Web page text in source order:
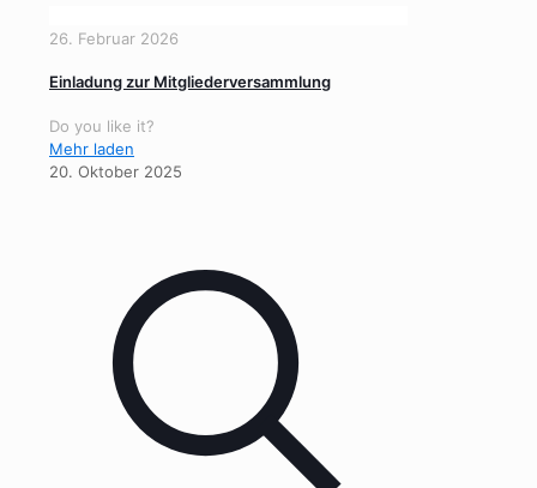
26. Februar 2026
Einladung zur Mitgliederversammlung
Do you like it?
Mehr laden
20. Oktober 2025